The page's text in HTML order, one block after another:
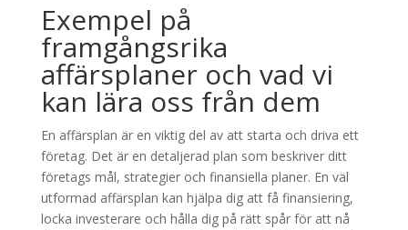
Exempel på
framgångsrika
affärsplaner och vad vi
kan lära oss från dem
En affärsplan är en viktig del av att starta och driva ett
företag. Det är en detaljerad plan som beskriver ditt
företags mål, strategier och finansiella planer. En väl
utformad affärsplan kan hjälpa dig att få finansiering,
locka investerare och hålla dig på rätt spår för att nå